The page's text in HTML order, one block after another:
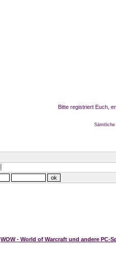
Bitte registriert Euch,
WOW - World of Warcraft und andere PC-